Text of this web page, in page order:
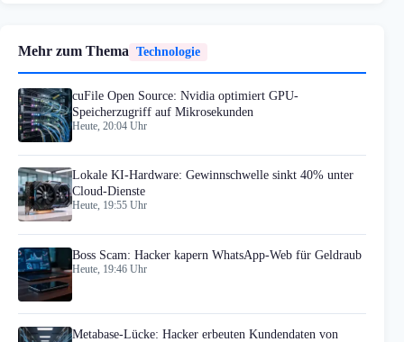
Mehr zum Thema Technologie
cuFile Open Source: Nvidia optimiert GPU-
Speicherzugriff auf Mikrosekunden
Heute, 20:04 Uhr
Lokale KI-Hardware: Gewinnschwelle sinkt 40% unter
Cloud-Dienste
Heute, 19:55 Uhr
Boss Scam: Hacker kapern WhatsApp-Web für Geldraub
Heute, 19:46 Uhr
Metabase-Lücke: Hacker erbeuten Kundendaten von